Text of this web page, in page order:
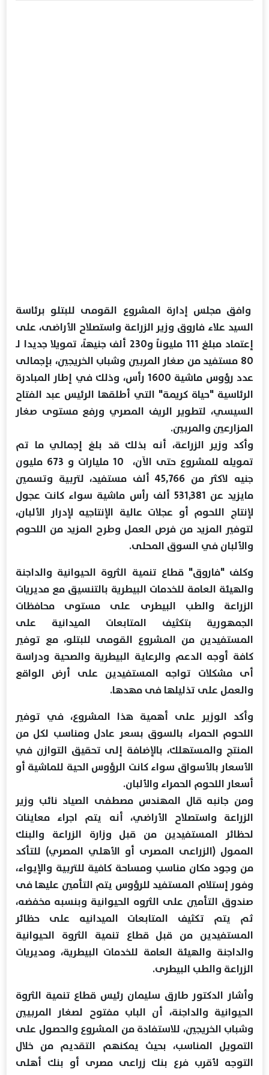
وافق مجلس إدارة المشروع القومى للبتلو برئاسة
السيد علاء فاروق وزير الزراعة واستصلاح الأراضى، على
إعتماد مبلغ 111 مليوناً و230 ألف جنيهاً، تمويلا جديدا لـ
80 مستفيد من صغار المربين وشباب الخريجين، بإجمالى
عدد رؤوس ماشية 1600 رأس، وذلك في إطار المبادرة
الرئاسية "حياة كريمة" التي أطلقها الرئيس عبد الفتاح
السيسي، لتطوير الريف المصري ورفع مستوى صغار
المزارعين والمربين.
وأكد وزير الزراعة، أنه بذلك قد بلغ إجمالي ما تم
تمويله للمشروع حتى الآن، 10 مليارات و 673 مليون
جنيه لاكثر من 45,766 ألف مستفيد، لتربية وتسمين
مايزيد عن 531,381 ألف رأس ماشية سواء كانت عجول
لإنتاج اللحوم أو عجلات عالية الإنتاجيه لإدرار الألبان،
لتوفير المزيد من فرص العمل وطرح المزيد من اللحوم
والألبان في السوق المحلى.
وكلف "فاروق" قطاع تنمية الثروة الحيوانية والداجنة
والهيئة العامة للخدمات البيطرية بالتنسيق مع مديريات
الزراعة والطب البيطرى على مستوى محافظات
الجمهورية بتكثيف المتابعات الميدانية على
المستفيدين من المشروع القومى للبتلو، مع توفير
كافة أوجه الدعم والرعاية البيطرية والصحية ودراسة
أى مشكلات تواجه المستفيدين على أرض الواقع
والعمل على تذليلها فى مهدها.
وأكد الوزير على أهمية هذا المشروع، في توفير
اللحوم الحمراء بالسوق بسعر عادل ومناسب لكل من
المنتج والمستهلك، بالإضافة إلى تحقيق التوازن في
الأسعار بالأسواق سواء كانت الرؤوس الحية للماشية أو
أسعار اللحوم الحمراء والألبان.
ومن جانبه قال المهندس مصطفى الصياد نائب وزير
الزراعة واستصلاح الأراضي، أنه يتم اجراء معاينات
لحظائر المستفيدين من قبل وزارة الزراعة والبنك
الممول (الزراعى المصرى أو الأهلي المصري) للتأكد
من وجود مكان مناسب ومساحة كافية للتربية والإيواء،
وفور إستلام المستفيد للرؤوس يتم التأمين عليها فى
صندوق التأمين على الثروه الحيوانية وبنسبه مخفضه،
ثم يتم تكثيف المتابعات الميدانيه على حظائر
المستفيدين من قبل قطاع تنمية الثروة الحيوانية
والداجنة والهيئة العامة للخدمات البيطرية، ومديريات
الزراعة والطب البيطرى.
وأشار الدكتور طارق سليمان رئيس قطاع تنمية الثروة
الحيوانية والداجنة، أن الباب مفتوح لصغار المربيين
وشباب الخريجين، للاستفادة من المشروع والحصول على
التمويل المناسب، بحيث يمكنهم التقديم من خلال
التوجه لأقرب فرع بنك زراعى مصرى أو بنك أهلى